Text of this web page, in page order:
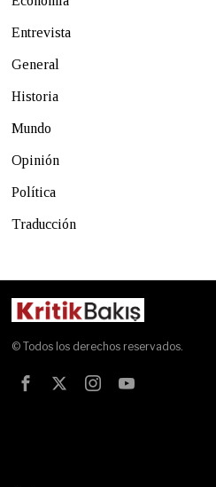
Entrevista
General
Historia
Mundo
Opinión
Política
Traducción
© Todos los derechos reservados.